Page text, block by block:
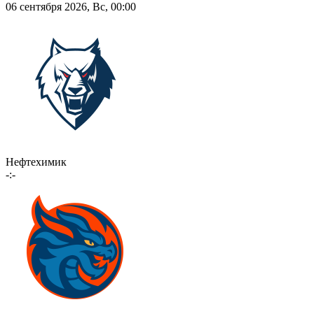
06 сентября 2026, Вс, 00:00
Нефтехимик
-:-